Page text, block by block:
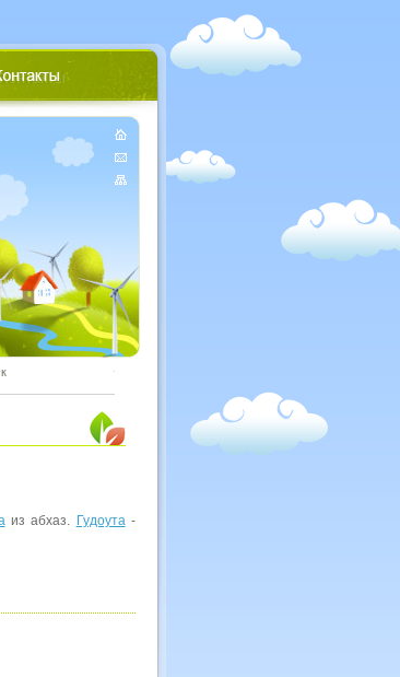
из абхаз. Гудоута-